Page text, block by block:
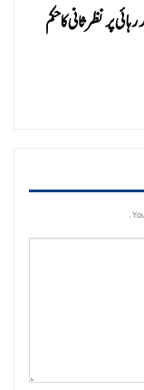
پر نظرثانی کاحکم